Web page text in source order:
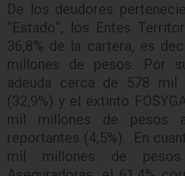
De los deudores
“Estado”, los Entes
36,8% de la cartera, es
millones de pesos. Por
adeuda cerca de 578 mil
(32,9%) y el extinto
mil millones de pesos
reportantes (4,5%). En
mil millones de